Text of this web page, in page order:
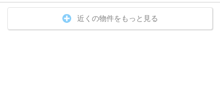
近くの物件をもっと見る